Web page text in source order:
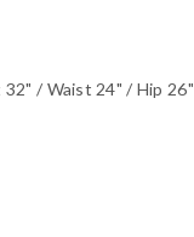
/ Waist 24" / Hip 26"